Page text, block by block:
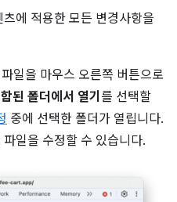
에 적용한 모든 변경사항을
일을 마우스 오른쪽 버튼으로
된 폴더에서 열기 를 선택할
중에 선택한 폴더가 열립니다.
일을 수정할 수 있습니다.